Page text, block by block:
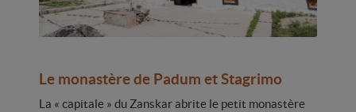
Le monastère de Padum et Stagrimo
La « capitale » du Zanskar abrite le petit monastère